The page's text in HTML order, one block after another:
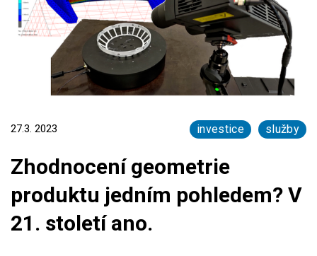
27.3. 2023 investice služby
Zhodnocení geometrie
produktu jedním pohledem? V
21. století ano.